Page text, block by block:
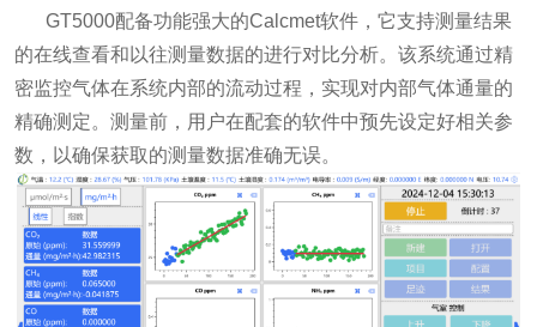
GT5000配备功能强大的Calcmet软件，它支持测量结果
的在线查看和以往测量数据的进行对比分析。该系统通过精
密监控气体在系统内部的流动过程，实现对内部气体通量的
精确测定。测量前，用户在配套的软件中预先设定好相关参
数，以确保获取的测量数据准确无误。